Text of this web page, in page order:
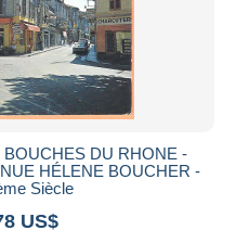
DU RHONE -
HÉLENE BOUCHER -
Siècle
US$